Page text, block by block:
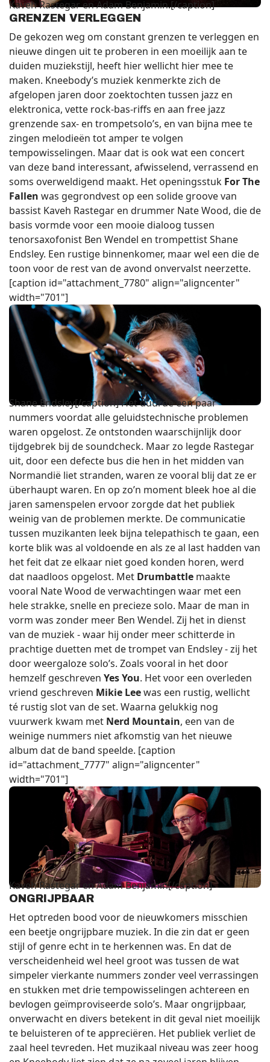
Kaveh Rastegar en Adam Benjamin.[/caption]
GRENZEN VERLEGGEN
De gekozen weg om constant grenzen te verleggen en
nieuwe dingen uit te proberen in een moeilijk aan te
duiden muziekstijl, heeft hier wellicht hier mee te
maken. Kneebody’s muziek kenmerkte zich de
afgelopen jaren door zoektochten tussen jazz en
elektronica, vette rock-bas-riffs en aan free jazz
grenzende sax- en trompetsolo’s, en van bijna mee te
zingen melodieën tot amper te volgen
tempowisselingen. Maar dat is ook wat een concert
van deze band interessant, afwisselend, verrassend en
soms overweldigend maakt. Het openingsstuk For The
Fallen was gegrondvest op een solide groove van
bassist Kaveh Rastegar en drummer Nate Wood, die de
basis vormde voor een mooie dialoog tussen
tenorsaxofonist Ben Wendel en trompettist Shane
Endsley. Een rustige binnenkomer, maar wel een die de
toon voor de rest van de avond onvervalst neerzette.
[caption id="attachment_7780" align="aligncenter"
width="701"]
Shane Endsley[/caption] Het duurde een paar
nummers voordat alle geluidstechnische problemen
waren opgelost. Ze ontstonden waarschijnlijk door
tijdgebrek bij de soundcheck. Maar zo legde Rastegar
uit, door een defecte bus die hen in het midden van
Normandië liet stranden, waren ze vooral blij dat ze er
überhaupt waren. En op zo’n moment bleek hoe al die
jaren samenspelen ervoor zorgde dat het publiek
weinig van de problemen merkte. De communicatie
tussen muzikanten leek bijna telepathisch te gaan, een
korte blik was al voldoende en als ze al last hadden van
het feit dat ze elkaar niet goed konden horen, werd
dat naadloos opgelost. Met Drumbattle maakte
vooral Nate Wood de verwachtingen waar met een
hele strakke, snelle en precieze solo. Maar de man in
vorm was zonder meer Ben Wendel. Zij het in dienst
van de muziek - waar hij onder meer schitterde in
prachtige duetten met de trompet van Endsley - zij het
door weergaloze solo’s. Zoals vooral in het door
hemzelf geschreven Yes You. Het voor een overleden
vriend geschreven Mikie Leewas een rustig, wellicht
té rustig slot van de set. Waarna gelukkig nog
vuurwerk kwam met Nerd Mountain, een van de
weinige nummers niet afkomstig van het nieuwe
album dat de band speelde. [caption
id="attachment_7777" align="aligncenter"
width="701"]
Kaveh Rastegar en Adam Benjamin[/caption]
ONGRIJPBAAR
Het optreden bood voor de nieuwkomers misschien
een beetje ongrijpbare muziek. In die zin dat er geen
stijl of genre echt in te herkennen was. En dat de
verscheidenheid wel heel groot was tussen de wat
simpeler vierkante nummers zonder veel verrassingen
en stukken met drie tempowisselingen achtereen en
bevlogen geïmproviseerde solo’s. Maar ongrijpbaar,
onverwacht en divers betekent in dit geval niet moeilijk
te beluisteren of te appreciëren. Het publiek verliet de
zaal heel tevreden. Het muzikaal niveau was zeer hoog